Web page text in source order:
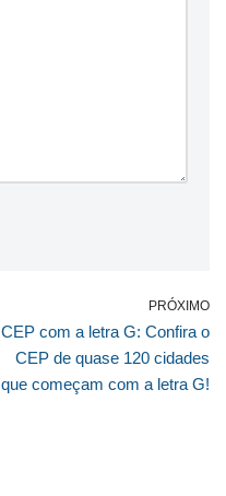
PRÓXIMO
CEP com a letra G: Confira o
CEP de quase 120 cidades
que começam com a letra G!